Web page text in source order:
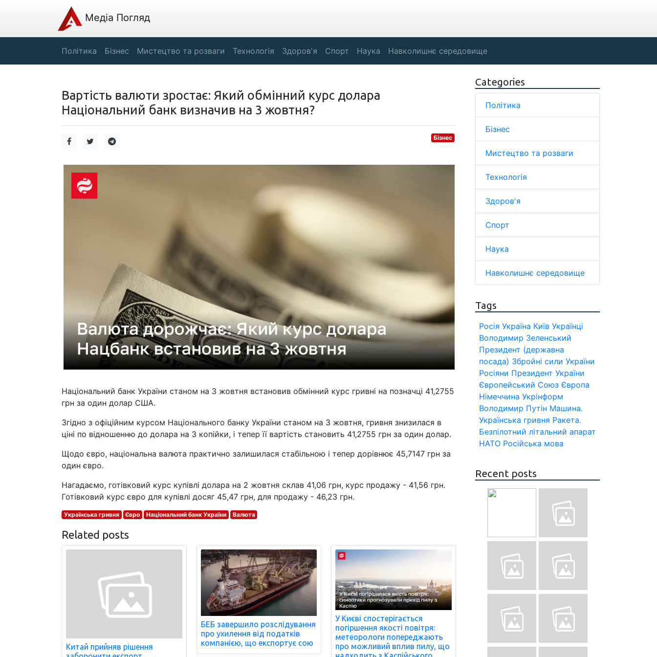
Медіа Погляд
Політика Бізнес Мистецтво та розваги Технологія Здоров'я Спорт Наука Навколишнє середовище
Вартість валюти зростає: Який обмінний курс долара
Національний банк визначив на 3 жовтня?
Бізнес
Національний банк України станом на 3 жовтня встановив обмінний курс гривні на позначці 41,2755
грн за один долар США.
Згідно з офіційним курсом Національного банку України станом на 3 жовтня, гривня знизилася в
ціні по відношенню до долара на 3 копійки, і тепер її вартість становить 41,2755 грн за один долар.
Щодо євро, національна валюта практично залишилася стабільною і тепер дорівнює 45,7147 грн за
один євро.
Нагадаємо, готівковий курс купівлі долара на 2 жовтня склав 41,06 грн, курс продажу - 41,56 грн.
Готівковий курс євро для купівлі досяг 45,47 грн, для продажу - 46,23 грн.
Українська гривня Євро Національний банк України Валюта
Related posts
Китай прийняв рішення
БЕБ завершило розслідування
про ухилення від податків
компанією, що експортує сою
У Києві спостерігається
погіршення якості повітря:
метеорологи попереджають
про можливий вплив пилу, що
Categories
Політика
Бізнес
Мистецтво та розваги
Технологія
Здоров'я
Спорт
Наука
Навколишнє середовище
Tags
Росія Україна Київ Українці
Володимир Зеленський
Президент (державна
посада) Збройні сили України
Росіяни Президент України
Європейський Союз Європа
Німеччина Укрінформ
Володимир Путін Машина.
Українська гривня Ракета.
Безпілотний літальний апарат
НАТО Російська мова
Recent posts